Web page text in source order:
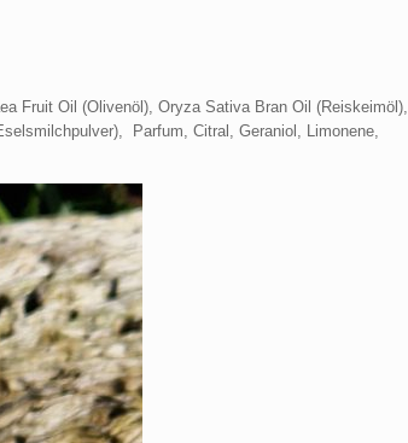
Fruit Oil (Olivenöl), Oryza Sativa Bran Oil (Reiskeimöl),
Parfum, Citral, Geraniol, Limonene,